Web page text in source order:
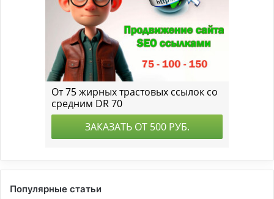
Популярные статьи